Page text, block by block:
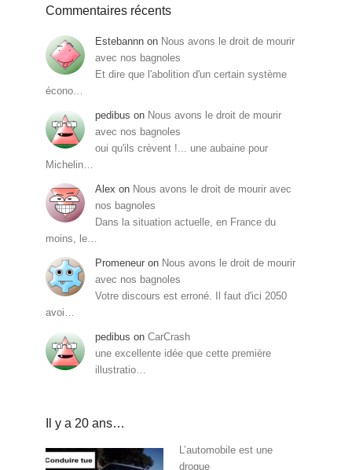
Commentaires récents
Estebannn on Nous avons le droit de mourir
avec nos bagnoles
Et dire que l'abolition d'un certain système
écono…
pedibus on Nous avons le droit de mourir
avec nos bagnoles
oui qu'ils crèvent !... une aubaine pour
Michelin…
Alex on Nous avons le droit de mourir avec
nos bagnoles
Dans la situation actuelle, en France du
moins, le…
Promeneur on Nous avons le droit de mourir
avec nos bagnoles
Votre discours est erroné. Il faut d'ici 2050
avoi…
pedibus on CarCrash
une excellente idée que cette première
illustratio…
Il y a 20 ans…
L’automobile est une
drogue